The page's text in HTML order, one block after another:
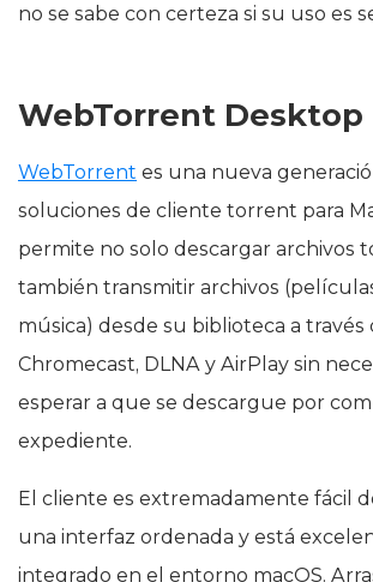
no se sabe con certeza si su uso es
WebTorrent Desktop
WebTorrent es una nueva
soluciones de cliente torrent para
permite no solo descargar archivos
también transmitir archivos
música) desde su biblioteca a través
Chromecast, DLNA y AirPlay sin
esperar a que se descargue por
expediente.
El cliente es extremadamente fácil
una interfaz ordenada y está
integrado en el entorno macOS.